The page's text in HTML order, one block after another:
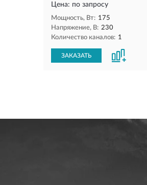
Цена: по запросу
Мощность, Вт: 175
Напряжение, В: 230
Количество каналов: 1
ЗАКАЗАТЬ